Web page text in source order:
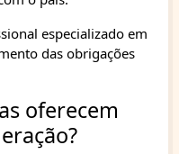
especializado em
das obrigações
oferecem